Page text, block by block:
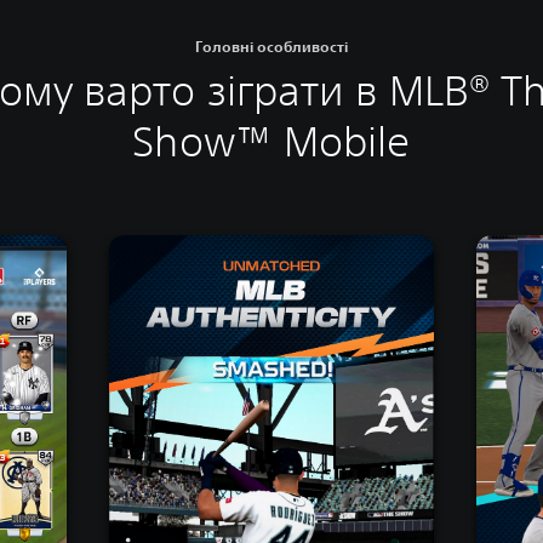
Головні особливості
варто зіграти в MLB®
Show™ Mobile